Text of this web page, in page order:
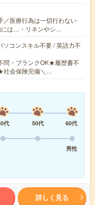
／医療行為は一切行わない
には…・リネンやシ…
ソコンスキル不要 / 英語力不
問・ブランクOK★履歴書不
社会保険完備＼…
代 50代
60代
男性
詳しく見る